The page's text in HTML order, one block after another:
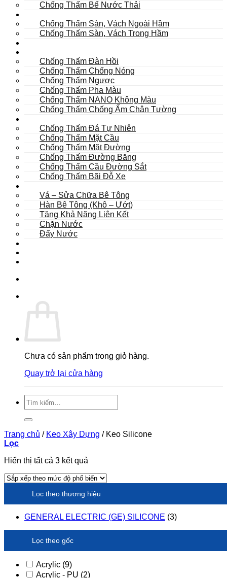
Chống Thấm Bể Nước Thải
Chống Thấm Sàn, Vách Ngoài Hầm
Chống Thấm Sàn, Vách Trong Hầm
Chống Thấm Đàn Hồi
Chống Thấm Chống Nóng
Chống Thấm Ngược
Chống Thấm Pha Màu
Chống Thấm NANO Không Màu
Chống Thấm Chống Ẩm Chân Tường
Chống Thấm Đá Tự Nhiên
Chống Thấm Mặt Cầu
Chống Thấm Mặt Đường
Chống Thấm Đường Băng
Chống Thấm Cầu Đường Sắt
Chống Thấm Bãi Đỗ Xe
Vá – Sửa Chữa Bê Tông
Hàn Bê Tông (Khô – Ướt)
Tăng Khả Năng Liên Kết
Chặn Nước
Đẩy Nước
Chưa có sản phẩm trong giỏ hàng.
Quay trở lại cửa hàng
Tìm
kiếm:
Trang chủ / Keo Xây Dựng /Keo Silicone
Lọc
Hiển thị tất cả 3 kết quả
xếp
xếp
hạng
trung
Lọc theo thương hiệu
GENERAL ELECTRIC (GE) SILICONE (3)
Lọc theo gốc
Acrylic (9)
Acrylic - PU (2)